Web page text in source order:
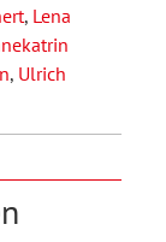
, Lena
, Ulrich